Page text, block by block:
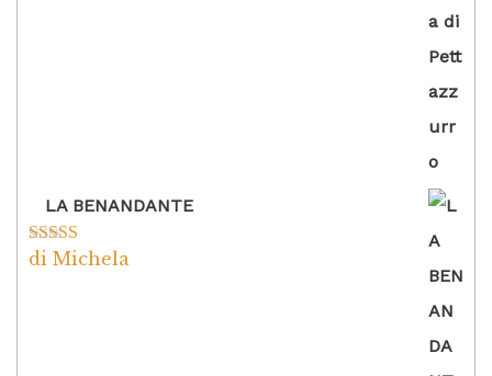
LA BENANDANTE
Valutato5su
di Michela